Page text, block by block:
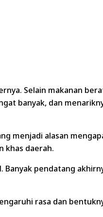
Selain makanan
banyak, dan
menjadi alasan
khas daerah.
pendatang
rasa dan